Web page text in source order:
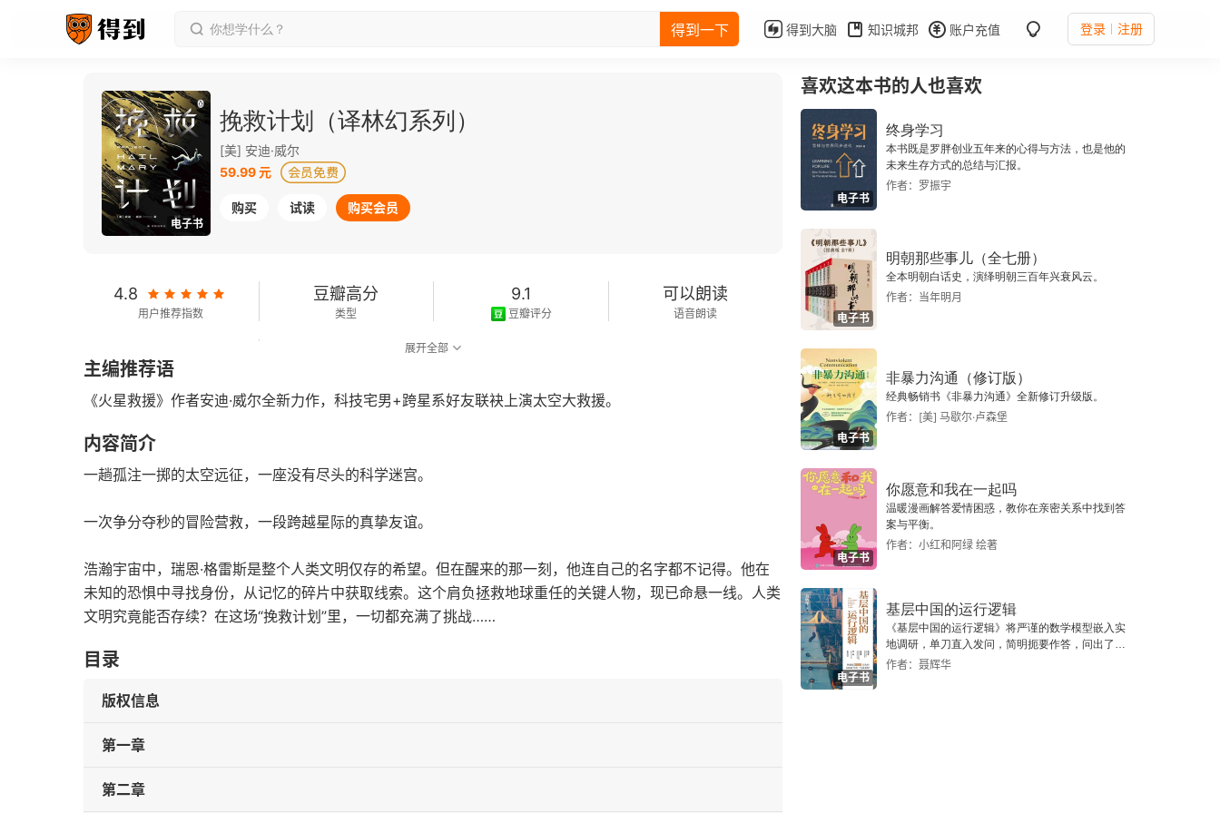
得到一下 得到大脑 知识城邦 账户充值 登录 注册
电子书
挽救计划（译林幻系列）
[美] 安迪·威尔
59.99 元
购买 试读 购买会员
4.8
用户推荐指数
豆瓣高分
类型
9.1
豆瓣评分
可以朗读
语音朗读
字数
展开全部
主编推荐语
《火星救援》作者安迪·威尔全新力作，科技宅男+跨星系好友联袂上演太空大救援。
内容简介
一趟孤注一掷的太空远征，一座没有尽头的科学迷宫。
一次争分夺秒的冒险营救，一段跨越星际的真挚友谊。
浩瀚宇宙中，瑞恩·格雷斯是整个人类文明仅存的希望。但在醒来的那一刻，他连自己的名字都不记得。他在
未知的恐惧中寻找身份，从记忆的碎片中获取线索。这个肩负拯救地球重任的关键人物，现已命悬一线。人类
文明究竟能否存续？在这场“挽救计划”里，一切都充满了挑战……
目录
版权信息
第一章
第二章
喜欢这本书的人也喜欢
电子书
终身学习
本书既是罗胖创业五年来的心得与方法，也是他的
未来生存方式的总结与汇报。
作者：罗振宇
电子书
明朝那些事儿（全七册）
全本明朝白话史，演绎明朝三百年兴衰风云。
作者：当年明月
电子书
非暴力沟通（修订版）
经典畅销书《非暴力沟通》全新修订升级版。
作者：[美] 马歇尔·卢森堡
电子书
你愿意和我在一起吗
温暖漫画解答爱情困惑，教你在亲密关系中找到答
案与平衡。
作者：小红和阿绿 绘著
电子书
基层中国的运行逻辑
《基层中国的运行逻辑》将严谨的数学模型嵌入实
地调研，单刀直入发问，简明扼要作答，问出了一
个真实切近的基层中国。
作者：聂辉华